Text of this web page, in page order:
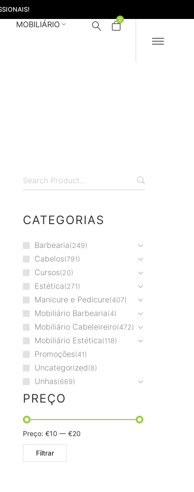
MOBILIÁRIO
0
CATEGORIAS
Barbearia 249
Cabelos 791
Cursos 20
Estética 271
Manicure e Pedicure 407
Mobiliário Barbearia 4
Mobiliário Cabeleireiro 472
Mobiliário Estética 118
Promoções 41
Uncategorized 8
Unhas 669
PREÇO
Filtrar
Preço:€10 —€20